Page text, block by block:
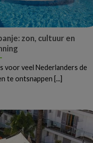
zon, cultuur en
voor veel Nederlanders de
te ontsnappen [...]